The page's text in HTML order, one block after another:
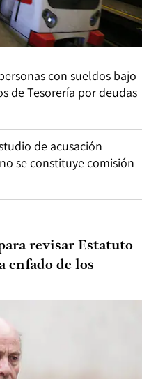
con sueldos bajo
de Tesorería por deudas
de acusación
se constituye comisión
revisar Estatuto
de los